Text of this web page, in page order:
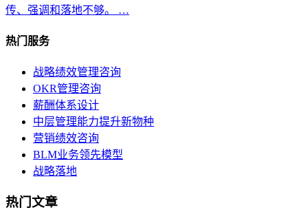
传、强调和落地不够。 …
热门服务
战略绩效管理咨询
OKR管理咨询
薪酬体系设计
中层管理能力提升新物种
营销绩效咨询
BLM业务领先模型
战略落地
热门文章